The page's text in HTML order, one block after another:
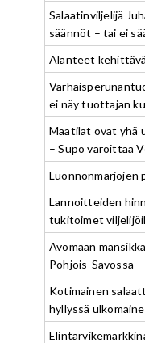
Salaatinviljelijä
säännöt – tai ei
Alanteet
ei näy tuottajan
Maatilat ovat yhä
– Supo varoittaa
Luonnonmarjojen
Lannoitteiden
tukitoimet
Avomaan
Pohjois-Savossa
Kotimainen
hyllyssä